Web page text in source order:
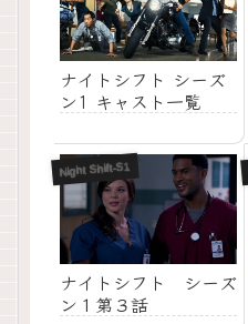
ナイトシフト シーズ
ン1 キャスト一覧
Night Shift-S1
ナイトシフト シーズ
ン１第３話